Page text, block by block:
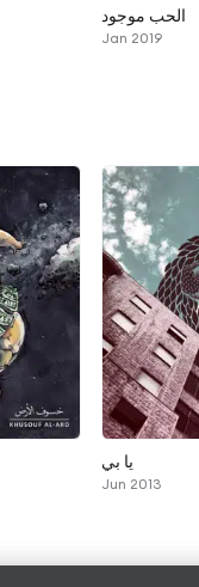
الحب موجود
Jan 2019
يا بي
Jun 2013